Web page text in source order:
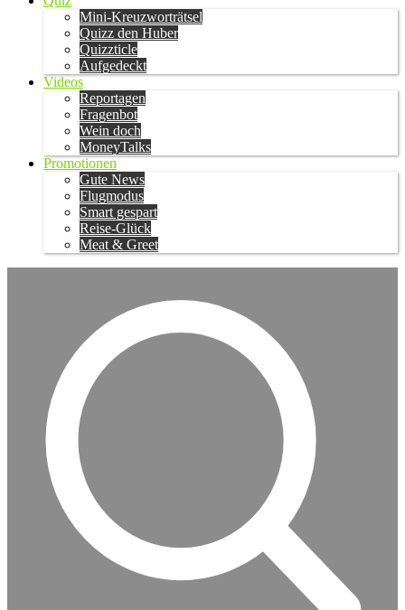
Mini-Kreuzworträtsel
Quizz den Huber
Quizzticle
Aufgedeckt
Videos
Reportagen
Fragenbot
Wein doch
MoneyTalks
Promotionen
Gute News
Flugmodus
Smart gespart
Reise-Glück
Meat & Greet